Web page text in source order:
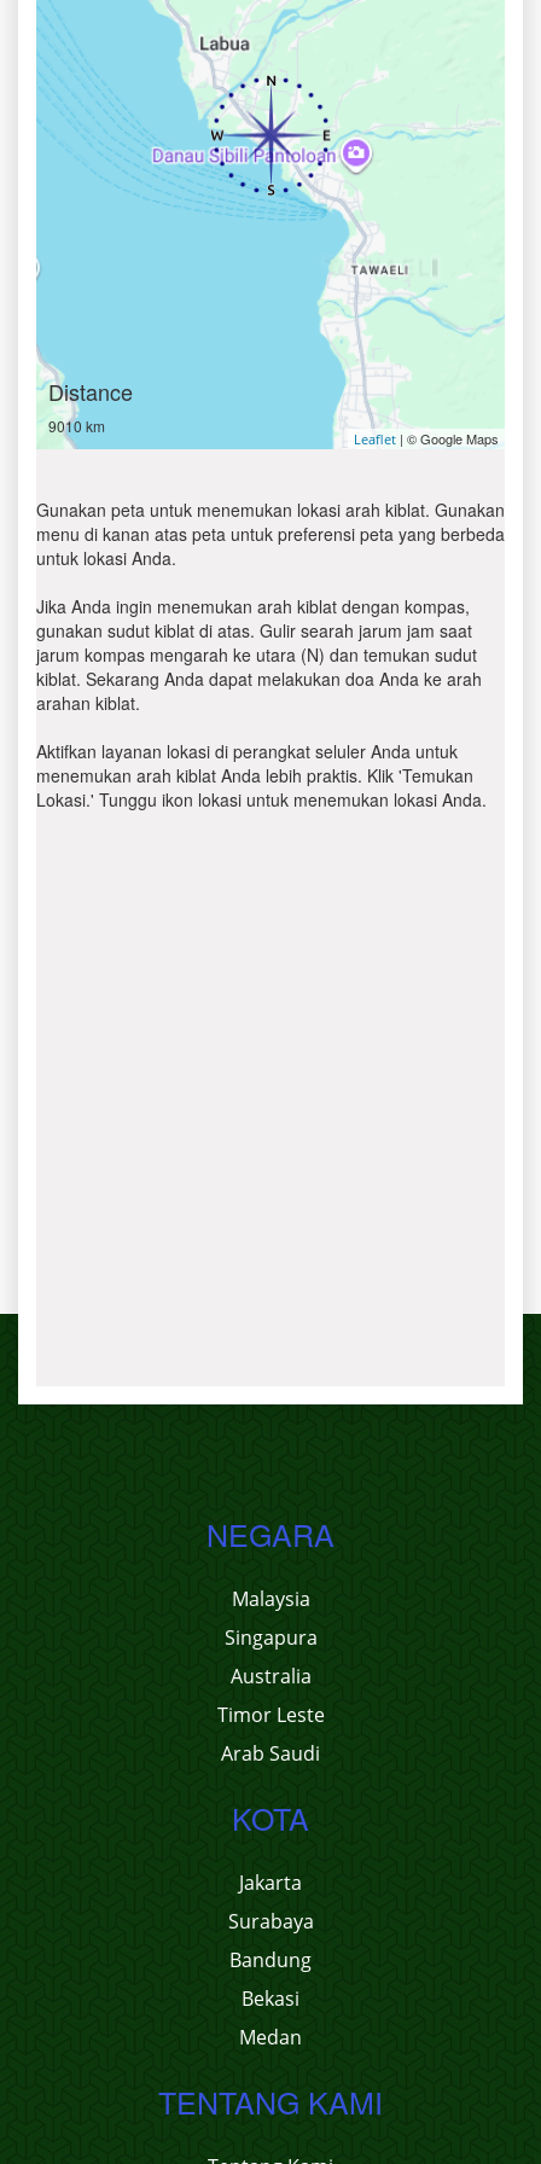
Distance
9010 km
Leaflet | © Google Maps
Gunakan peta untuk menemukan lokasi arah kiblat. Gunakan
menu di kanan atas peta untuk preferensi peta yang berbeda
untuk lokasi Anda.
Jika Anda ingin menemukan arah kiblat dengan kompas,
gunakan sudut kiblat di atas. Gulir searah jarum jam saat
jarum kompas mengarah ke utara (N) dan temukan sudut
kiblat. Sekarang Anda dapat melakukan doa Anda ke arah
arahan kiblat.
Aktifkan layanan lokasi di perangkat seluler Anda untuk
menemukan arah kiblat Anda lebih praktis. Klik 'Temukan
Lokasi.' Tunggu ikon lokasi untuk menemukan lokasi Anda.
NEGARA
Malaysia
Singapura
Australia
Timor Leste
Arab Saudi
KOTA
Jakarta
Surabaya
Bandung
Bekasi
Medan
TENTANG KAMI